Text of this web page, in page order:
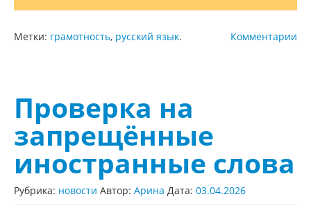
Комментарии
Метки: грамотность, русский язык.
Проверка на
запрещённые
иностранные слова
Рубрика: новости Автор: Арина Дата: 03.04.2026